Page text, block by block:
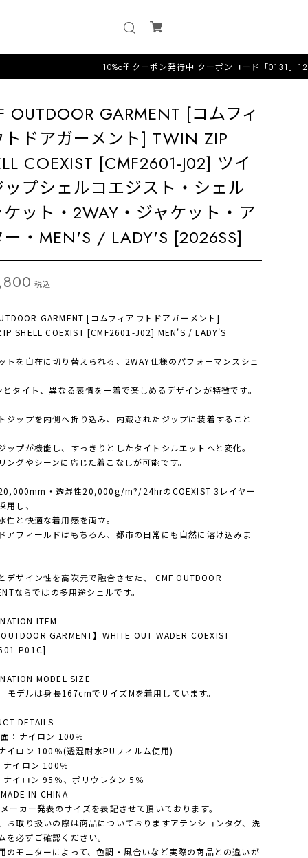
10%off クーポン発行中 クーポンコード「0131」12時までの
OUTDOOR GARMENT [コムフィ
トドアガーメント] TWIN ZIP
COEXIST [CMF2601-J02] ツイ
プシェルコエジスト・シェル
ット・2WAY・ジャケット・ア
・MEN'S / LADY'S [2026SS]
税込
GARMENT [コムフィアウトドアガーメント]
SHELL COEXIST [CMF2601-J02] MEN'S / LADY'S
トを自在に切り替えられる、2WAY仕様のパフォーマンスシェ
とタイト、異なる表情を一着で楽しめるデザインが特徴です。
ジップを内側へ折り込み、内蔵されたジップに装着すること
ップが機能し、すっきりとしたタイトシルエットへと変化。
ングやシーンに応じた着こなしが可能です。
・透湿性20,000g/m?/24hrのCOEXIST 3レイヤー
用し、
性と快適な着用感を両立。
アフィールドはもちろん、都市の日常にも自然に溶け込みま
デザイン性を高次元で融合させた、 CMF OUTDOOR
ならではの多用途シェルです。
ITEM
GARMENT】WHITE OUT WADER COEXIST
P01C]
MODEL SIZE
デルは身長167cmでサイズMを着用しています。
DETAILS
：ナイロン 100％
イロン 100％(透湿耐水PUフィルム使用)
ナイロン 100％
ナイロン 95％、ポリウレタン 5％
IN CHINA
ーカー発表のサイズを表記させて頂いております。
お取り扱いの際は商品についておりますアテンションタグ、洗
を必ずご確認ください。
のモニターによって、色調・風合いなど実際の商品との違いが